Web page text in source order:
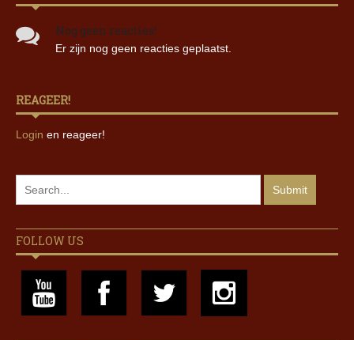
Nog geen reacties!
Er zijn nog geen reacties geplaatst.
REAGEER!
Login en reageer!
FOLLOW US